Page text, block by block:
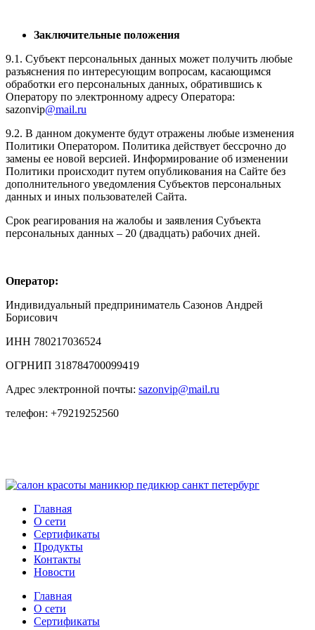
Заключительные положения
9.1. Субъект персональных данных может получить любые
разъяснения по интересующим вопросам, касающимся
обработки его персональных данных, обратившись к
Оператору по электронному адресу Оператора:
sazonvip@mail.ru
9.2. В данном документе будут отражены любые изменения
Политики Оператором. Политика действует бессрочно до
замены ее новой версией. Информирование об изменении
Политики происходит путем опубликования на Сайте без
дополнительного уведомления Субъектов персональных
данных и иных пользователей Сайта.
Срок реагирования на жалобы и заявления Субъекта
персональных данных – 20 (двадцать) рабочих дней.
Оператор:
Индивидуальный предприниматель Сазонов Андрей
Борисович
ИНН 780217036524
ОГРНИП 318784700099419
Адрес электронной почты: sazonvip@mail.ru
телефон: +79219252560
Главная
О сети
Сертификаты
Продукты
Контакты
Новости
Главная
О сети
Сертификаты